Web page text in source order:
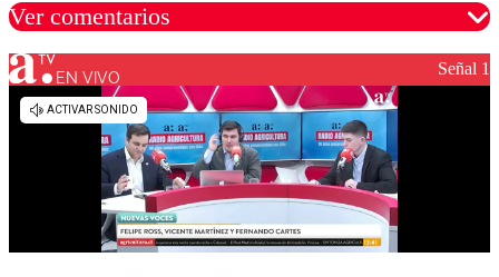
Ver comentarios
Los comentarios son moderados para garantizar un
diálogo respetuoso.
EN VIVO Señal 1